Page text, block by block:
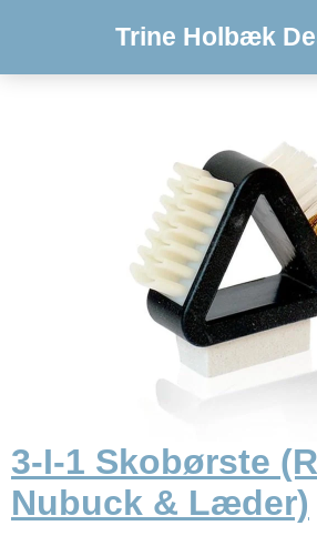
Trine Holbæk
3-I-1 Skobørste
Nubuck & Læder)